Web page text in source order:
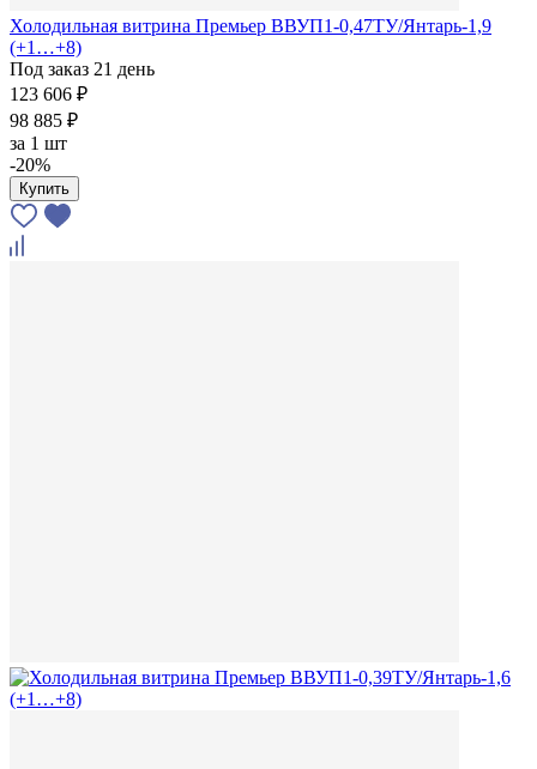
Холодильная витрина Премьер ВВУП1-0,47ТУ/Янтарь-1,9
(+1…+8)
Под заказ 21 день
123 606 ₽
98 885 ₽
за 1 шт
-20%
Купить